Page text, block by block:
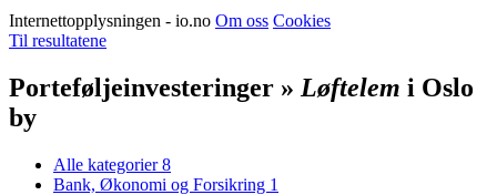
Internettopplysningen - io.no Om oss Cookies
Til resultatene
Porteføljeinvesteringer » Løftelem i Oslo
by
Alle kategorier8
Bank, Økonomi og Forsikring 1